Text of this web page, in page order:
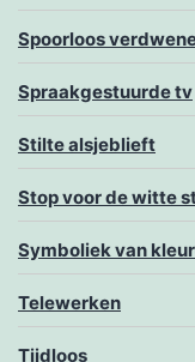
Spoorloos
Spraakgestuurde tv
Stilte alsjeblieft
Stop voor de witte
Symboliek van
Telewerken
Tijdloos